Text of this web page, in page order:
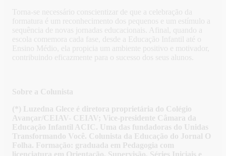
Torna-se necessário conscientizar de que a celebração da
formatura é um reconhecimento dos pequenos e um estímulo a
sequência de novas jornadas educacionais. Afinal, quando a
escola comemora cada fase, desde a Educação Infantil até o
Ensino Médio, ela propicia um ambiente positivo e motivador,
contribuindo eficazmente para o sucesso dos seus alunos.
Sobre a Colunista
(*) Luzedna Glece é diretora proprietária do Colégio
Avançar/CEIAV- CEIAV; Vice-presidente Câmara da
Educação Infantil ACIC. Uma das fundadoras do Unidas
Transformando Você. Colunista da Educação do Jornal O
Folha. Formação: graduada em Pedagogia com